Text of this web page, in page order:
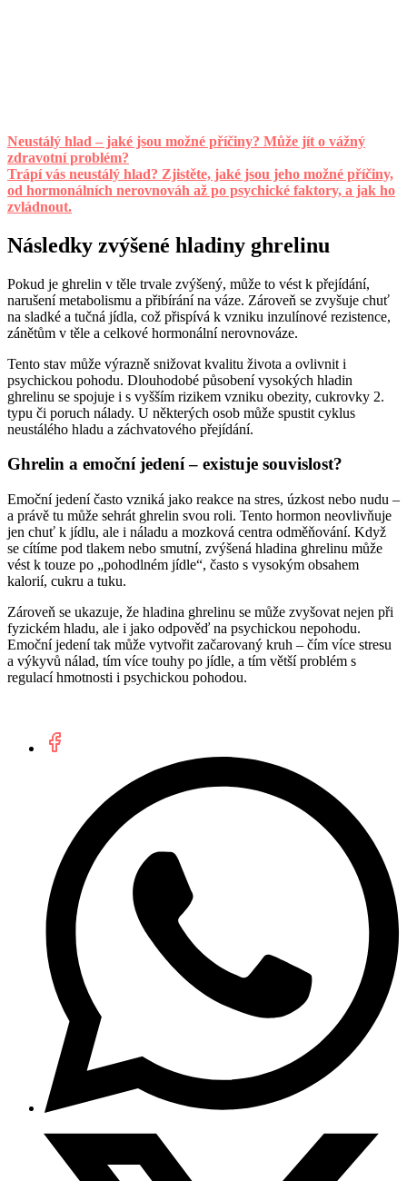
Neustálý hlad – jaké jsou možné příčiny? Může jít o vážný
zdravotní problém?
Trápí vás neustálý hlad? Zjistěte, jaké jsou jeho možné příčiny,
od hormonálních nerovnováh až po psychické faktory, a jak ho
zvládnout.
Následky zvýšené hladiny ghrelinu
Pokud je ghrelin v těle trvale zvýšený, může to vést k přejídání,
narušení metabolismu a přibírání na váze. Zároveň se zvyšuje chuť
na sladké a tučná jídla, což přispívá k vzniku inzulínové rezistence,
zánětům v těle a celkové hormonální nerovnováze.
Tento stav může výrazně snižovat kvalitu života a ovlivnit i
psychickou pohodu. Dlouhodobé působení vysokých hladin
ghrelinu se spojuje i s vyšším rizikem vzniku obezity, cukrovky 2.
typu či poruch nálady. U některých osob může spustit cyklus
neustálého hladu a záchvatového přejídání.
Ghrelin a emoční jedení – existuje souvislost?
Emoční jedení často vzniká jako reakce na stres, úzkost nebo nudu –
a právě tu může sehrát ghrelin svou roli. Tento hormon neovlivňuje
jen chuť k jídlu, ale i náladu a mozková centra odměňování. Když
se cítíme pod tlakem nebo smutní, zvýšená hladina ghrelinu může
vést k touze po „pohodlném jídle“, často s vysokým obsahem
kalorií, cukru a tuku.
Zároveň se ukazuje, že hladina ghrelinu se může zvyšovat nejen při
fyzickém hladu, ale i jako odpověď na psychickou nepohodu.
Emoční jedení tak může vytvořit začarovaný kruh – čím více stresu
a výkyvů nálad, tím více touhy po jídle, a tím větší problém s
regulací hmotnosti i psychickou pohodou.